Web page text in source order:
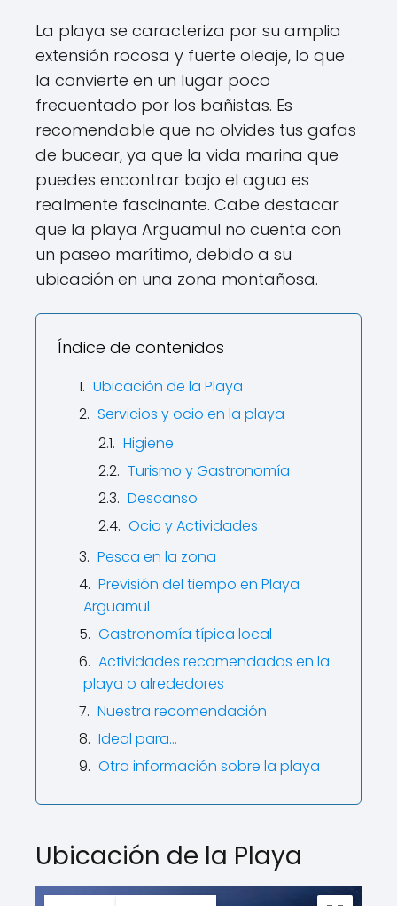
La playa se caracteriza por su amplia
extensión rocosa y fuerte oleaje, lo que
la convierte en un lugar poco
frecuentado por los bañistas. Es
recomendable que no olvides tus gafas
de bucear, ya que la vida marina que
puedes encontrar bajo el agua es
realmente fascinante. Cabe destacar
que la playa Arguamul no cuenta con
un paseo marítimo, debido a su
ubicación en una zona montañosa.
Índice de contenidos
Ubicación de la Playa
Servicios y ocio en la playa
Higiene
Turismo y Gastronomía
Descanso
Ocio y Actividades
Pesca en la zona
Previsión del tiempo en Playa
Arguamul
Gastronomía típica local
Actividades recomendadas en la
playa o alrededores
Nuestra recomendación
Ideal para…
Otra información sobre la playa
Ubicación de la Playa